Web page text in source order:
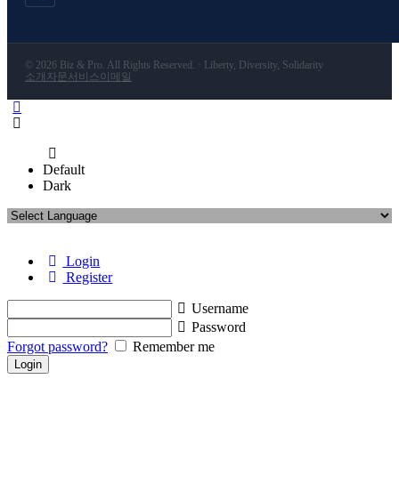
© 2026 Biz & Pro. All Rights Reserved. · Liberty, Diversity, Solidarity
소개 자문서비스이메일
Default
Dark
Login
Register
Username
Password
Forgot password?
Remember me